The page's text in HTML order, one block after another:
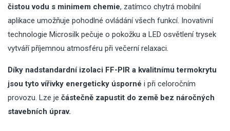
čistou vodu s minimem chemie, zatímco chytrá mobilní
aplikace umožňuje pohodlné ovládání všech funkcí. Inovativní
technologie Microsilk pečuje o pokožku a LED osvětlení trysek
vytváří příjemnou atmosféru při večerní relaxaci.
Díky nadstandardní izolaci FF-PIR a kvalitnímu termokrytu
jsou tyto vířivky energeticky úsporné i při celoročním
provozu. Lze je částečně zapustit do země bez náročných
stavebních úprav.